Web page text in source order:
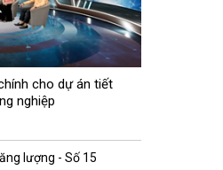
cho dự án tiết
nghiệp
lượng - Số 15